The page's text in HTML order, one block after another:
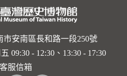
市安南區長和路一段250號
09:30 - 12:30、13:30 - 17:30
客服信箱